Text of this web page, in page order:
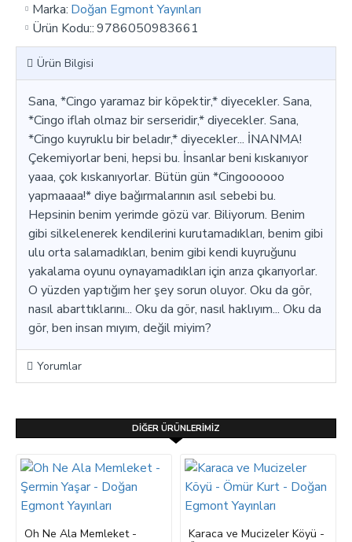
Marka: Doğan Egmont Yayınları
Ürün Kodu::9786050983661
Ürün Bilgisi
Sana, *Cingo yaramaz bir köpektir,* diyecekler. Sana,
*Cingo iflah olmaz bir serseridir,* diyecekler. Sana,
*Cingo kuyruklu bir beladır,* diyecekler... İNANMA!
Çekemiyorlar beni, hepsi bu. İnsanlar beni kıskanıyor
yaaa, çok kıskanıyorlar. Bütün gün *Cingoooooo
yapmaaaa!* diye bağırmalarının asıl sebebi bu.
Hepsinin benim yerimde gözü var. Biliyorum. Benim
gibi silkelenerek kendilerini kurutamadıkları, benim gibi
ulu orta salamadıkları, benim gibi kendi kuyruğunu
yakalama oyunu oynayamadıkları için arıza çıkarıyorlar.
O yüzden yaptığım her şey sorun oluyor. Oku da gör,
nasıl abarttıklarını... Oku da gör, nasıl haklıyım... Oku da
gör, ben insan mıyım, değil miyim?
Yorumlar
DIĞER ÜRÜNLERIMIZ
Oh Ne Ala Memleket -
Karaca ve Mucizeler Köyü -